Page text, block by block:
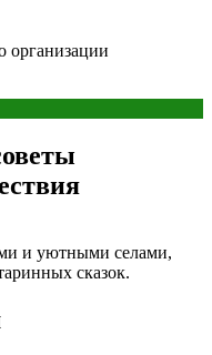
организации
и уютными селами,
сказок.